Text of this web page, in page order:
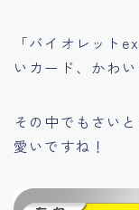
「バイオレット
いカード、かわ
その中でもさい
愛いですね！